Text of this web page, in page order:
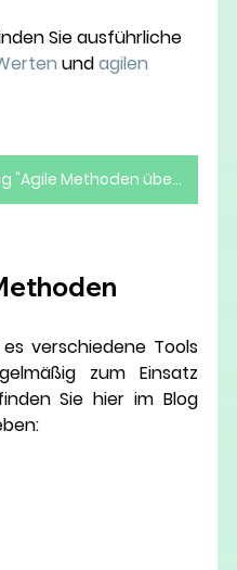
Sie ausführliche
und agilen
Jetzt auch den Blogbeitrag "Agile Methoden überblicken" lesen!
verschiedene Tools
zum Einsatz
Sie hier im Blog